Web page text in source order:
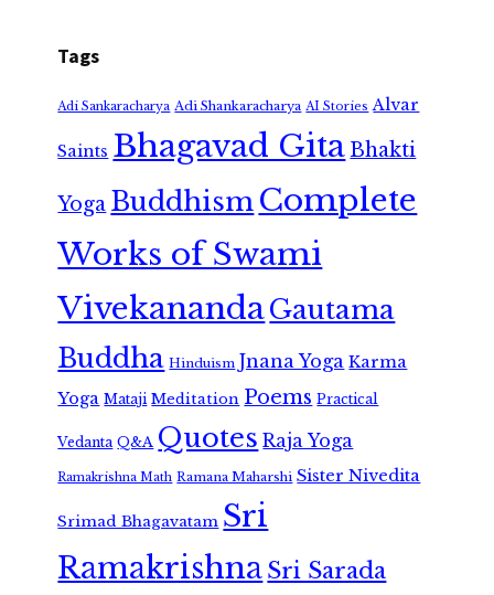
Tags
Adi Sankaracharya Adi Shankaracharya AI Stories Alvar
Saints Bhagavad GitaBhakti
Yoga Buddhism Complete
Works of Swami
VivekanandaGautama
Buddha Hinduism Jnana Yoga Karma
Yoga Mataji Meditation Poems Practical
Vedanta Q&A Quotes Raja Yoga
Ramakrishna Math Ramana Maharshi Sister Nivedita
Srimad Bhagavatam Sri
RamakrishnaSri Sarada